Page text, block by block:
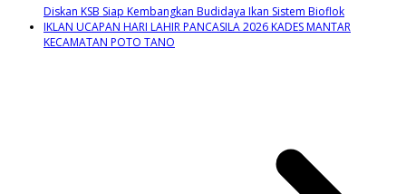
Diskan KSB Siap Kembangkan Budidaya Ikan Sistem Bioflok
IKLAN UCAPAN HARI LAHIR PANCASILA 2026 KADES MANTAR
KECAMATAN POTO TANO